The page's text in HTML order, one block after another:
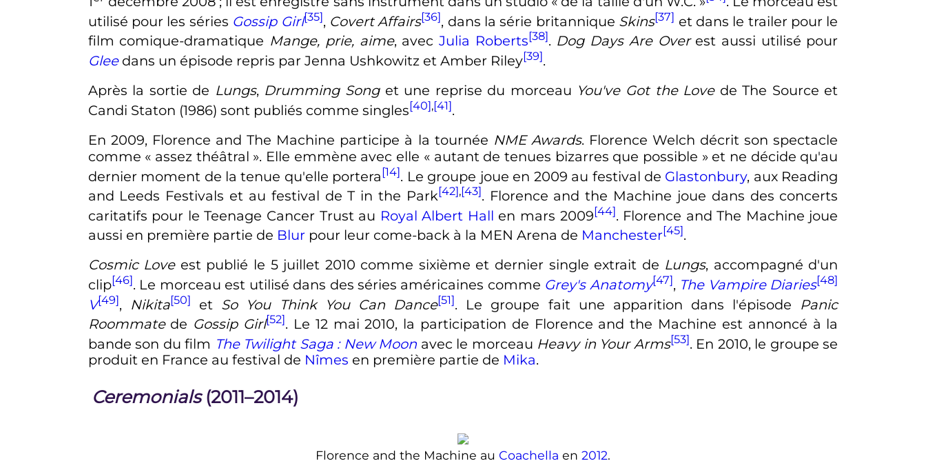
utilisé pour les séries Gossip Girl[35], Covert Affairs[36], dans la série britannique Skins[37] et dans le trailer pour le
film comique-dramatique Mange, prie, aime, avec Julia Roberts[38]. Dog Days Are Overest aussi utilisé pour
Gleedans un épisode repris par Jenna Ushkowitz et Amber Riley[39].
Après la sortie de Lungs, Drumming Songet une reprise du morceau You've Got the Lovede The Source et
Candi Staton (1986) sont publiés comme singles[40],[41].
En 2009, Florence and The Machine participe à la tournée NME Awards. Florence Welch décrit son spectacle
comme « assez théâtral ». Elle emmène avec elle « autant de tenues bizarres que possible » et ne décide qu'au
dernier moment de la tenue qu'elle portera[14]. Le groupe joue en 2009 au festival de Glastonbury, aux Reading
and Leeds Festivals et au festival de T in the Park[42],[43]. Florence and the Machine joue dans des concerts
caritatifs pour le Teenage Cancer Trust au Royal Albert Hall en mars 2009[44]. Florence and The Machine joue
aussi en première partie de Blur pour leur come-back à la MEN Arena de Manchester[45].
Cosmic Loveest publié le 5 juillet 2010 comme sixième et dernier single extrait de Lungs, accompagné d'un
clip[46]. Le morceau est utilisé dans des séries américaines comme Grey's Anatomy[47], The Vampire Diaries[48]
V[49], Nikita[50] et So You Think You Can Dance[51]. Le groupe fait une apparition dans l'épisode Panic
Roommatede Gossip Girl[52]. Le 12 mai 2010, la participation de Florence and the Machine est annoncé à la
bande son du film The Twilight Saga : New Moon avec le morceau Heavy in Your Arms[53]. En 2010, le groupe se
produit en France au festival de Nîmes en première partie de Mika.
Ceremonials(2011–2014)
Florence and the Machine au Coachella en 2012.